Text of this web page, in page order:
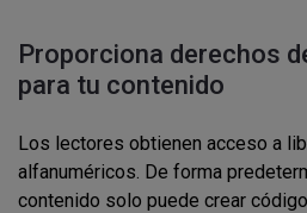
Proporciona derechos
para tu contenido
Los lectores obtienen acceso a
alfanuméricos. De forma
contenido solo puede crear